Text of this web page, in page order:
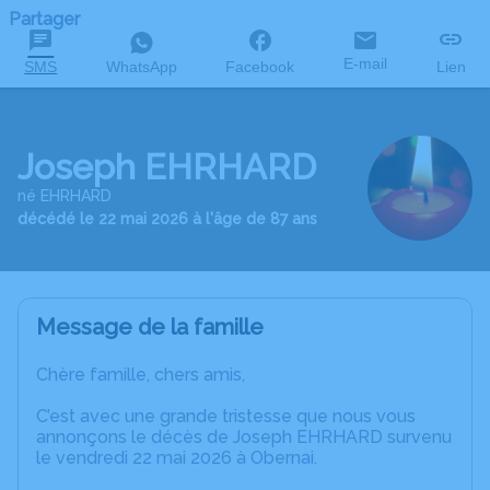
Partager
SMS WhatsApp Facebook E-mail Lien
Joseph EHRHARD
né EHRHARD
décédé le 22 mai 2026 à l'âge de 87 ans
Message de la famille
Chère famille, chers amis,
C’est avec une grande tristesse que nous vous
annonçons le décès de Joseph EHRHARD survenu
le vendredi 22 mai 2026 à Obernai.